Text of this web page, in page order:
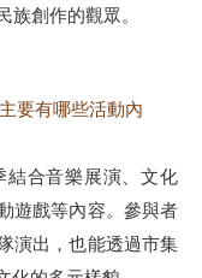
創作的觀眾。
要有哪些活動內
結合音樂展演、文化
遊戲等內容。參與者
演出，也能透過市集